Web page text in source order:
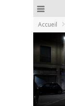
Accueil